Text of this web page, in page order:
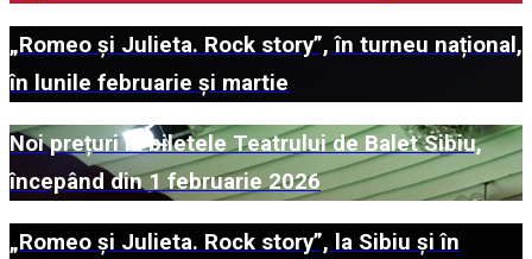
„Romeo și Julieta. Rock story”, în turneu național,
în lunile februarie și martie
Noi prețuri la biletele Teatrului de Balet Sibiu,
începând din 1 februarie 2026
„Romeo și Julieta. Rock story”, la Sibiu și în